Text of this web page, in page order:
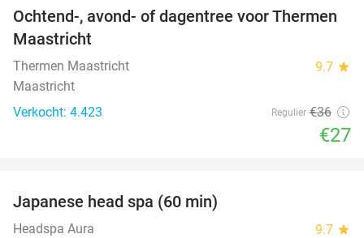
25%
Ochtend-, avond- of dagentree voor Thermen
Maastricht
Thermen Maastricht 9.7 star
Maastricht
Verkocht: 4.423
Regulier €36
€27
Japanese head spa (60 min)
Headspa Aura 9.7 star